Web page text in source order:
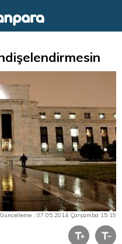
Güncelleme : 07.05.2014 Çarşamba 15:19